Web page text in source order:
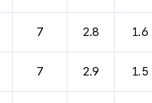
7 2.8 1.6
7 2.9 1.5